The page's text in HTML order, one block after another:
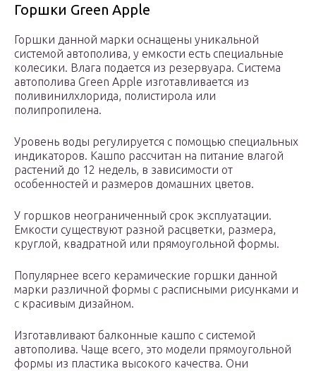
Горшки Green Apple
Горшки данной марки оснащены уникальной
системой автополива, у емкости есть специальные
колесики. Влага подается из резервуара. Система
автополива Green Apple изготавливается из
поливинилхлорида, полистирола или
полипропилена.
Уровень воды регулируется с помощью специальных
индикаторов. Кашпо рассчитан на питание влагой
растений до 12 недель, в зависимости от
особенностей и размеров домашних цветов.
У горшков неограниченный срок эксплуатации.
Емкости существуют разной расцветки, размера,
круглой, квадратной или прямоугольной формы.
Популярнее всего керамические горшки данной
марки различной формы с расписными рисунками и
с красивым дизайном.
Изготавливают балконные кашпо с системой
автополива. Чаще всего, это модели прямоугольной
формы из пластика высокого качества. Они